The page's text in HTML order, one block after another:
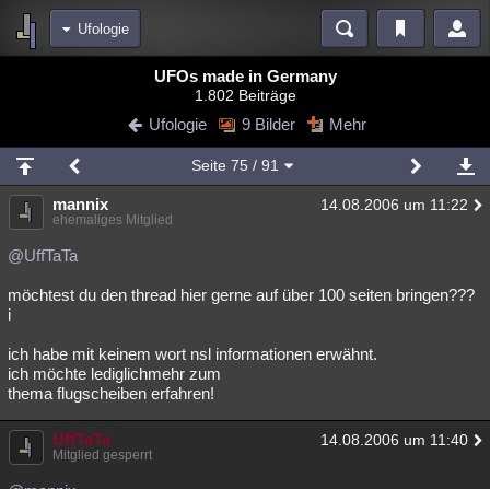
Ufologie
Blogs Videos
Chat Wiki Neuigkeiten
meine Rubriken
Menschen Mystery Kriminalfälle
Spiritualität
Natur Umfragen Unterhaltung
Philosophie Träume Orte Esoterik Literatur
Astronomie Helpdesk
Musik Clash Allmystery English
UFOs made in Germany
1.802 Beiträge
Ufologie 9 Bilder Mehr
Seite 75 / 91
mannix 14.08.2006 um 11:22
ehemaliges Mitglied
@UffTaTa
möchtest du den thread hier gerne auf über 100 seiten bringen???
i
ich habe mit keinem wort nsl informationen erwähnt.
ich möchte lediglichmehr zum
thema flugscheiben erfahren!
UffTaTa 14.08.2006 um 11:40
Mitglied gesperrt